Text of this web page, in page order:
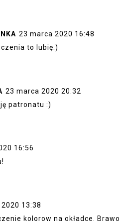
23 marca 2020 16:48
to lubię:)
23 marca 2020 20:32
patronatu :)
16:56
13:38
kolorow na okładce. Brawo